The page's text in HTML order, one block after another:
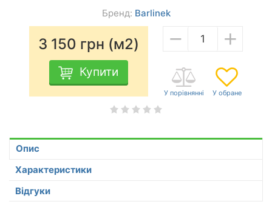
Бренд: Barlinek
3 150 грн (м2)
Купити
− +
Опис
Характеристики
Відгуки